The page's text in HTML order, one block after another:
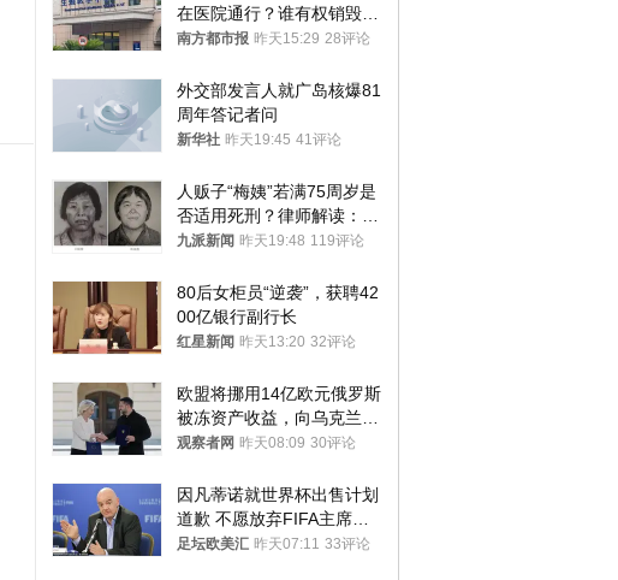
在医院通行？谁有权销毁胚
胎？
南方都市报 昨天15:29 28评论
外交部发言人就广岛核爆81
周年答记者问
新华社 昨天19:45 41评论
人贩子“梅姨”若满75周岁是
否适用死刑？律师解读：很
大概率不会被判处死刑
九派新闻 昨天19:48 119评论
80后女柜员“逆袭”，获聘42
00亿银行副行长
红星新闻 昨天13:20 32评论
欧盟将挪用14亿欧元俄罗斯
被冻资产收益，向乌克兰提
供援助
观察者网 昨天08:09 30评论
因凡蒂诺就世界杯出售计划
道歉 不愿放弃FIFA主席职
位
足坛欧美汇 昨天07:11 33评论